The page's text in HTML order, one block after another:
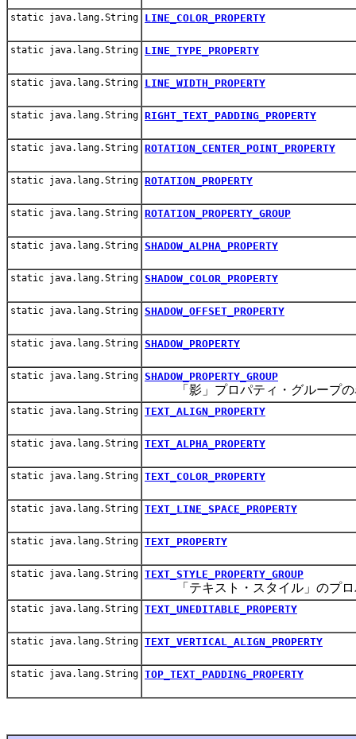
static java.lang.String LINE_COLOR_PROPERTY
static java.lang.String LINE_TYPE_PROPERTY
static java.lang.String LINE_WIDTH_PROPERTY
static java.lang.String RIGHT_TEXT_PADDING_PROPERTY
static java.lang.String ROTATION_CENTER_POINT_PROPERTY
static java.lang.String ROTATION_PROPERTY
static java.lang.String ROTATION_PROPERTY_GROUP
static java.lang.String SHADOW_ALPHA_PROPERTY
static java.lang.String SHADOW_COLOR_PROPERTY
static java.lang.String SHADOW_OFFSET_PROPERTY
static java.lang.String SHADOW_PROPERTY
static java.lang.String SHADOW_PROPERTY_GROUP
「影」プロパティ・グループの
static java.lang.String TEXT_ALIGN_PROPERTY
static java.lang.String TEXT_ALPHA_PROPERTY
static java.lang.String TEXT_COLOR_PROPERTY
static java.lang.String TEXT_LINE_SPACE_PROPERTY
static java.lang.String TEXT_PROPERTY
static java.lang.String TEXT_STYLE_PROPERTY_GROUP
「テキスト・スタイル」のプロ
static java.lang.String TEXT_UNEDITABLE_PROPERTY
static java.lang.String TEXT_VERTICAL_ALIGN_PROPERTY
static java.lang.String TOP_TEXT_PADDING_PROPERTY